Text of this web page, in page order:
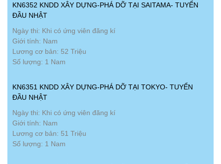
KN6352 KNDD XÂY DỰNG-PHÁ DỠ TẠI SAITAMA- TUYỂN
ĐẦU NHẬT
Ngày thi: Khi có ứng viên đăng kí
Giới tính: Nam
Lương cơ bản: 52 Triệu
Số lượng: 1 Nam
KN6351 KNDD XÂY DỰNG-PHÁ DỠ TẠI TOKYO- TUYỂN
ĐẦU NHẬT
Ngày thi: Khi có ứng viên đăng kí
Giới tính: Nam
Lương cơ bản: 51 Triệu
Số lượng: 1 Nam